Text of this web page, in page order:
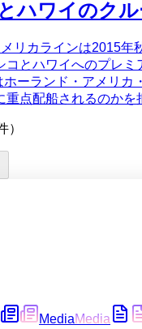
ハワイのク
リカラインは2015年
コとハワイへのプレミ
ホーランド・アメリカ
重点配船されるのかを
）
MediaMedia